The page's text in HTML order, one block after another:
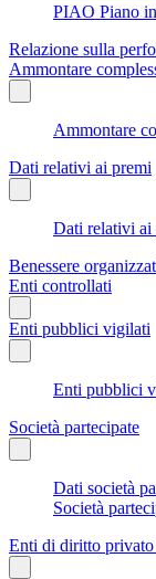
PIAO Piano
Relazione sulla
Ammontare
Ammontare
Dati relativi ai premi
Dati relativi ai
Benessere
Enti controllati
Enti pubblici vigilati
Enti pubblici
Società partecipate
Dati società
Società
Enti di diritto